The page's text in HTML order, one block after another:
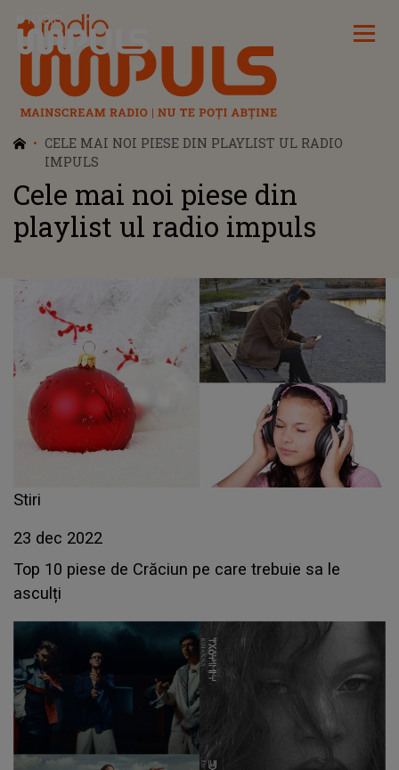
Radio Impuls
CELE MAI NOI PIESE DIN PLAYLIST UL RADIO
IMPULS
Cele mai noi piese din
playlist ul radio impuls
Stiri
23 dec 2022
Top 10 piese de Crăciun pe care trebuie sa le
asculți